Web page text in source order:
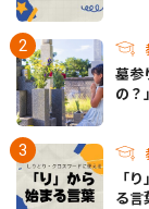
墓参
の？
「
る言